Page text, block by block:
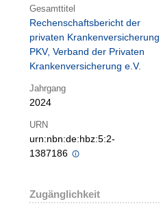
Gesamttitel
Rechenschaftsbericht der
privaten
PKV, Verband der Privaten
Krankenversicherung e.V.
Jahrgang
2024
URN
urn:nbn:de:hbz:5:2-
1387186
Zugänglichkeit